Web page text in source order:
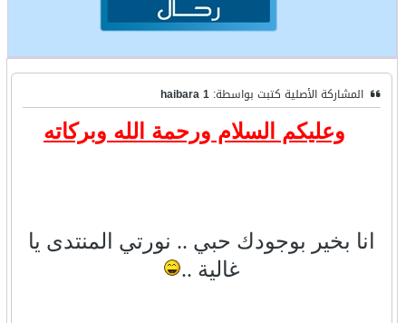
المشاركة الأصلية كتبت بواسطة: haibara 1
وعليكم السلام ورحمة الله وبركاته
انا بخير بوجودك حبي .. نورتي المنتدى يا
غالية ..